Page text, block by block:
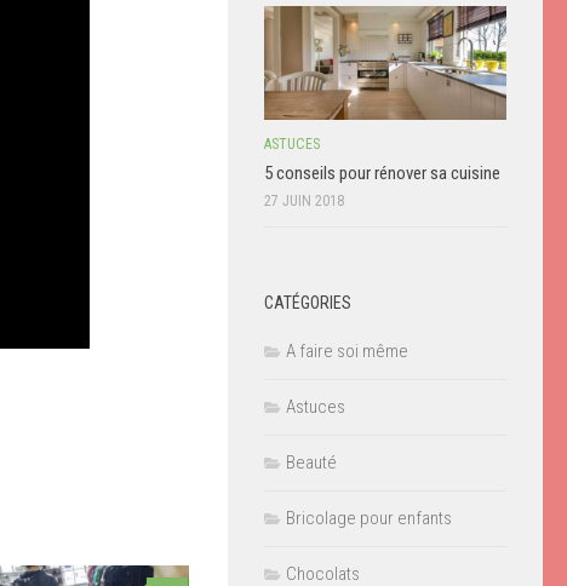
ASTUCES
5 conseils pour rénover sa cuisine
27 JUIN 2018
CATÉGORIES
A faire soi même
Astuces
Beauté
Bricolage pour enfants
Chocolats